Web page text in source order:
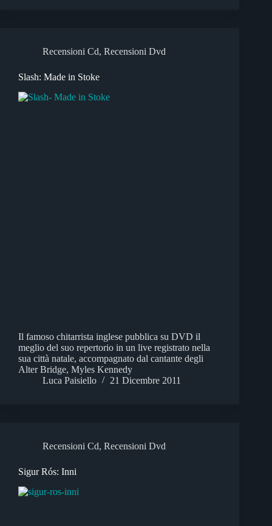
Recensioni Cd, Recensioni Dvd
Slash: Made in Stoke
Il famoso chitarrista inglese pubblica su DVD il
meglio del suo repertorio in un live registrato nella
sua città natale, accompagnato dal cantante degli
Alter Bridge, Myles Kennedy
Luca Paisiello
21 Dicembre 2011
Recensioni Cd, Recensioni Dvd
Sigur Rós: Inni